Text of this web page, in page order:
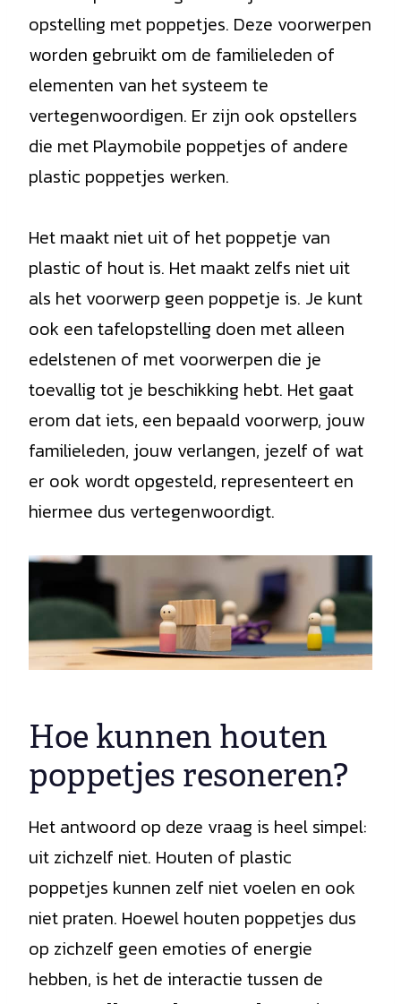
opstelling met poppetjes. Deze voorwerpen
worden gebruikt om de familieleden of
elementen van het systeem te
vertegenwoordigen. Er zijn ook opstellers
die met Playmobile poppetjes of andere
plastic poppetjes werken.
Het maakt niet uit of het poppetje van
plastic of hout is. Het maakt zelfs niet uit
als het voorwerp geen poppetje is. Je kunt
ook een tafelopstelling doen met alleen
edelstenen of met voorwerpen die je
toevallig tot je beschikking hebt. Het gaat
erom dat iets, een bepaald voorwerp, jouw
familieleden, jouw verlangen, jezelf of wat
er ook wordt opgesteld, representeert en
hiermee dus vertegenwoordigt.
Hoe kunnen houten
poppetjes resoneren?
Het antwoord op deze vraag is heel simpel:
uit zichzelf niet. Houten of plastic
poppetjes kunnen zelf niet voelen en ook
niet praten. Hoewel houten poppetjes dus
op zichzelf geen emoties of energie
hebben, is het de interactie tussen de